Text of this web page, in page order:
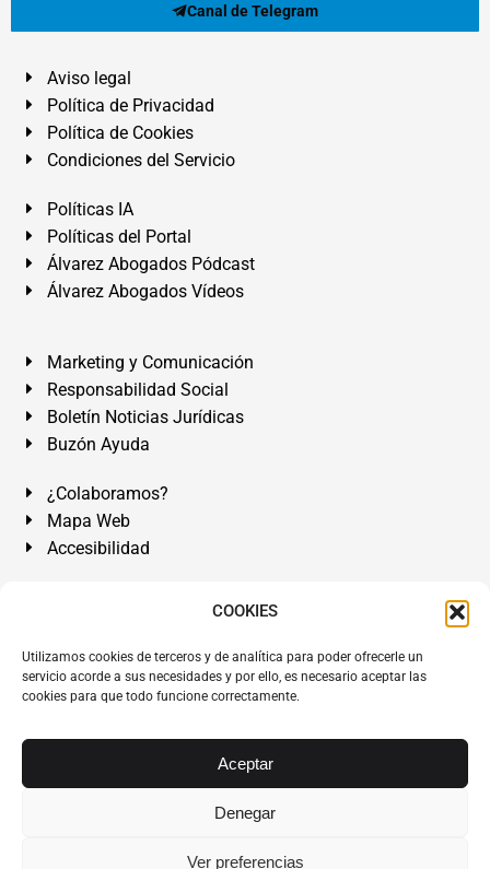
COOKIES
Utilizamos cookies de terceros y de analítica para poder ofrecerle un
servicio acorde a sus necesidades y por ello, es necesario aceptar las
cookies para que todo funcione correctamente.
Aceptar
Denegar
Ver preferencias
Canal de Telegram
Aviso legal
Política de Privacidad
Política de Cookies
Condiciones del Servicio
Políticas IA
Políticas del Portal
Álvarez Abogados Pódcast
Álvarez Abogados Vídeos
Marketing y Comunicación
Responsabilidad Social
Boletín Noticias Jurídicas
Buzón Ayuda
¿Colaboramos?
Mapa Web
Accesibilidad
Álvarez Abogados Tenerife:Calle Teobaldo Power Nº 7,
de Tenerife. Islas Canarias.
Somos Abogados especialistas del Derecho desde 1954.
Tenerife Sur Mejores Abogados Tenerife
Abogados colegiados y ejercientes del ICATF.